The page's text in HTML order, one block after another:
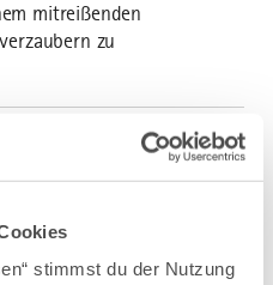
stimmst du der Nutzung
mitreißenden
zu